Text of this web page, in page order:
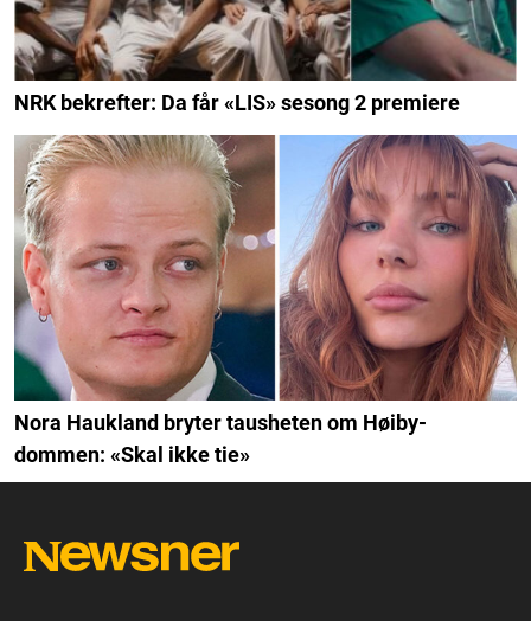
NRK bekrefter: Da får «LIS» sesong 2 premiere
Nora Haukland bryter tausheten om Høiby-
dommen: «Skal ikke tie»